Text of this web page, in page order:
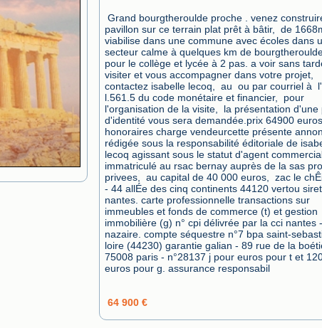
Grand bourgtheroulde proche . venez
pavillon sur ce terrain plat prêt à bâtir,  de
viabilise dans une commune avec écoles dans
secteur calme à quelques km de
pour le collège et lycée à 2 pas. a voir sans
visiter et vous accompagner dans votre projet,
contactez isabelle lecoq,  au  ou par courriel à
l.561.5 du code monétaire et financier,  pour
l'organisation de la visite,  la présentation d'une
d'identité vous sera demandée.prix 64900 euros
honoraires charge vendeurcette présente
rédigée sous la responsabilité éditoriale de
lecoq agissant sous le statut d'agent
immatriculé au rsac bernay auprès de la sas
privees,  au capital de 40 000 euros,  zac le
- 44 allÉe des cinq continents 44120 vertou
nantes. carte professionnelle transactions sur
immeubles et fonds de commerce (t) et gestion
immobilière (g) n° cpi délivrée par la cci nantes
nazaire. compte séquestre n°7 bpa saint-
loire (44230) garantie galian - 89 rue de la
75008 paris - n°28137 j pour euros pour t et
euros pour g. assurance responsabil
64 900 €